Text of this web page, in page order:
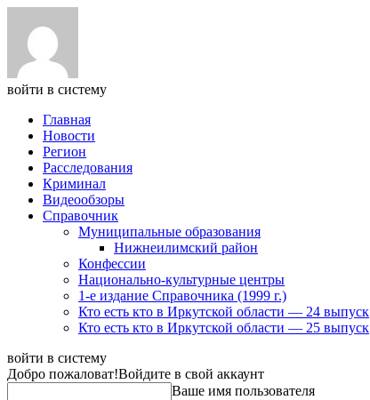
войти в систему
Главная
Новости
Регион
Расследования
Криминал
Видеообзоры
Справочник
Муниципальные образования
Нижнеилимский район
Конфессии
Национально-культурные центры
1-е издание Справочника (1999 г.)
Кто есть кто в Иркутской области — 24 выпуск
Кто есть кто в Иркутской области — 25 выпуск
войти в систему
Добро пожаловат!Войдите в свой аккаунт
Ваше имя пользователя